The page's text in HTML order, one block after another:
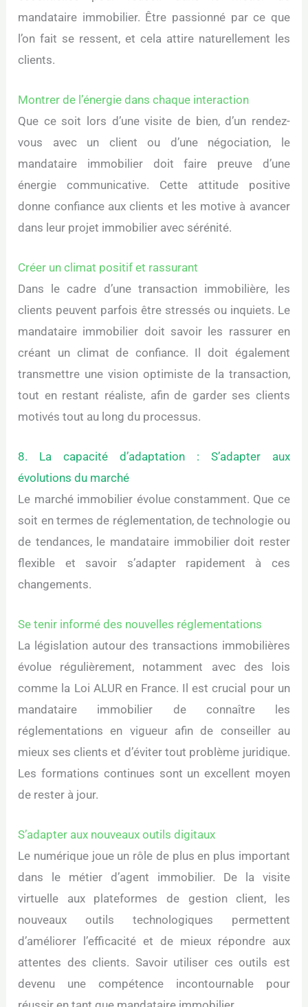
mandataire immobilier. Être passionné par ce que
l’on fait se ressent, et cela attire naturellement les
clients.
Montrer de l’énergie dans chaque interaction
Que ce soit lors d’une visite de bien, d’un rendez-
vous avec un client ou d’une négociation, le
mandataire immobilier doit faire preuve d’une
énergie communicative. Cette attitude positive
donne confiance aux clients et les motive à avancer
dans leur projet immobilier avec sérénité.
Créer un climat positif et rassurant
Dans le cadre d’une transaction immobilière, les
clients peuvent parfois être stressés ou inquiets. Le
mandataire immobilier doit savoir les rassurer en
créant un climat de confiance. Il doit également
transmettre une vision optimiste de la transaction,
tout en restant réaliste, afin de garder ses clients
motivés tout au long du processus.
8. La capacité d’adaptation : S’adapter aux
évolutions du marché
Le marché immobilier évolue constamment. Que ce
soit en termes de réglementation, de technologie ou
de tendances, le mandataire immobilier doit rester
flexible et savoir s’adapter rapidement à ces
changements.
Se tenir informé des nouvelles réglementations
La législation autour des transactions immobilières
évolue régulièrement, notamment avec des lois
comme la Loi ALUR en France. Il est crucial pour un
mandataire immobilier de connaître les
réglementations en vigueur afin de conseiller au
mieux ses clients et d’éviter tout problème juridique.
Les formations continues sont un excellent moyen
de rester à jour.
S’adapter aux nouveaux outils digitaux
Le numérique joue un rôle de plus en plus important
dans le métier d’agent immobilier. De la visite
virtuelle aux plateformes de gestion client, les
nouveaux outils technologiques permettent
d’améliorer l’efficacité et de mieux répondre aux
attentes des clients. Savoir utiliser ces outils est
devenu une compétence incontournable pour